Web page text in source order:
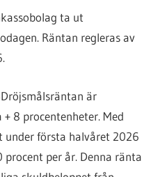
ta ut
Räntan regleras av
Dröjsmålsräntan är
8 procentenheter. Med
under första halvåret 2026
per år. Denna ränta